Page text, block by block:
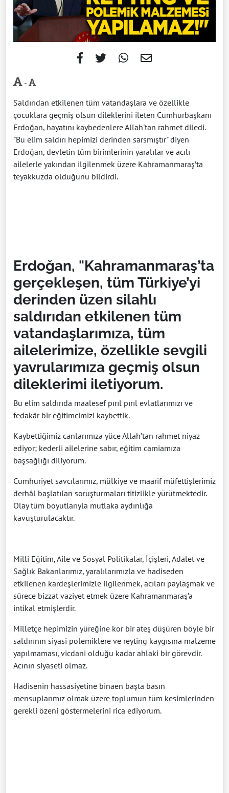
-
Saldırıdan etkilenen tüm vatandaşlara ve özellikle
çocuklara geçmiş olsun dileklerini ileten Cumhurbaşkanı
Erdoğan, hayatını kaybedenlere Allah'tan rahmet diledi.
"Bu elim saldırı hepimizi derinden sarsmıştır" diyen
Erdoğan, devletin tüm birimlerinin yaralılar ve acılı
ailelerle yakından ilgilenmek üzere Kahramanmaraş’ta
teyakkuzda olduğunu bildirdi.
Erdoğan, "Kahramanmaraş’ta
gerçekleşen, tüm Türkiye’yi
derinden üzen silahlı
saldırıdan etkilenen tüm
vatandaşlarımıza, tüm
ailelerimize, özellikle sevgili
yavrularımıza geçmiş olsun
dileklerimi iletiyorum.
Bu elim saldırıda maalesef pırıl pırıl evlatlarımızı ve
fedakâr bir eğitimcimizi kaybettik.
Kaybettiğimiz canlarımıza yüce Allah’tan rahmet niyaz
ediyor; kederli ailelerine sabır, eğitim camiamıza
başsağlığı diliyorum.
Cumhuriyet savcılarımız, mülkiye ve maarif müfettişlerimiz
derhâl başlatılan soruşturmaları titizlikle yürütmektedir.
Olay tüm boyutlarıyla mutlaka aydınlığa
kavuşturulacaktır.
Millî Eğitim, Aile ve Sosyal Politikalar, İçişleri, Adalet ve
Sağlık Bakanlarımız, yaralılarımızla ve hadiseden
etkilenen kardeşlerimizle ilgilenmek, acıları paylaşmak ve
sürece bizzat vaziyet etmek üzere Kahramanmaraş’a
intikal etmişlerdir.
Milletçe hepimizin yüreğine kor bir ateş düşüren böyle bir
saldırının siyasi polemiklere ve reyting kaygısına malzeme
yapılmaması, vicdani olduğu kadar ahlaki bir görevdir.
Acının siyaseti olmaz.
Hadisenin hassasiyetine binaen başta basın
mensuplarımız olmak üzere toplumun tüm kesimlerinden
gerekli özeni göstermelerini rica ediyorum.